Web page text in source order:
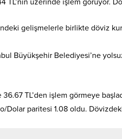
gelişmelerle birlikte döviz
Büyükşehir Belediyesi’ne
TL’den işlem görmeye
Dolar paritesi 1.08 oldu.